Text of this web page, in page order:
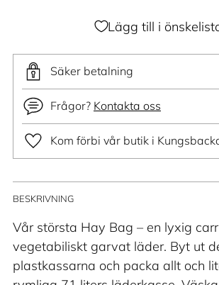
Lägg till i
Säker betalning
Frågor? Kontakta oss
Kom förbi vår butik i
Lägger
till
produkt
i
din
varukorg
BESKRIVNING
Vår största Hay Bag – en lyxig
vegetabiliskt garvat läder. Byt ut
plastkassarna och packa allt och